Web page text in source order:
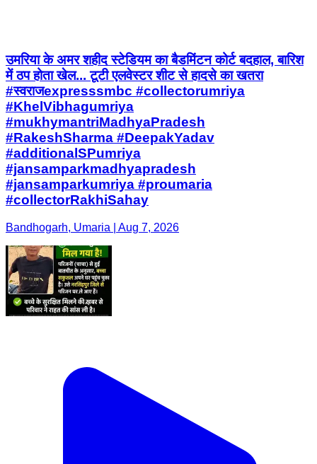
उमरिया के अमर शहीद स्टेडियम का बैडमिंटन कोर्ट बदहाल, बारिश
में ठप होता खेल... टूटी एलवेस्टर शीट से हादसे का खतरा
#स्वराजexpresssmbc #collectorumriya
#KhelVibhagumriya
#mukhymantriMadhyaPradesh
#RakeshSharma #DeepakYadav
#additionalSPumriya
#jansamparkmadhyapradesh
#jansamparkumriya #proumaria
#collectorRakhiSahay
Bandhogarh, Umaria | Aug 7, 2026